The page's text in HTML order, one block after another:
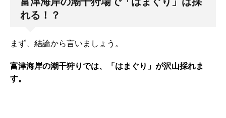
れる！？
まず、結論から言いましょう。
富津海岸の潮干狩りでは、「はまぐり」が沢山採れま
す。